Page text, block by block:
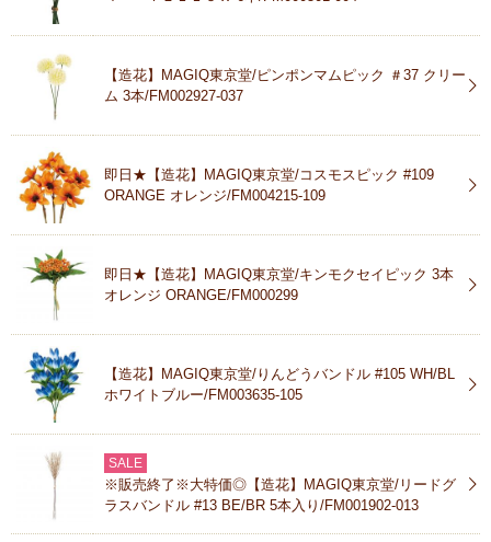
【造花】MAGIQ東京堂/ピンポンマムピック ＃37 クリー
ム 3本/FM002927-037
即日★【造花】MAGIQ東京堂/コスモスピック #109
ORANGE オレンジ/FM004215-109
即日★【造花】MAGIQ東京堂/キンモクセイピック 3本
オレンジ ORANGE/FM000299
【造花】MAGIQ東京堂/りんどうバンドル #105 WH/BL
ホワイトブルー/FM003635-105
SALE
※販売終了※大特価◎【造花】MAGIQ東京堂/リードグ
ラスバンドル #13 BE/BR 5本入り/FM001902-013